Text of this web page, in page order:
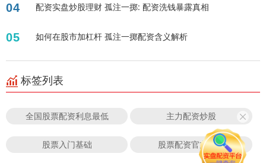
04 配资实盘炒股理财 孤注一掷: 配资洗钱暴露真相
05 如何在股市加杠杆 孤注一掷配资含义解析
标签列表
全国股票配资利息最低 主力配资炒股
股票入门基础 股票配资官方公司